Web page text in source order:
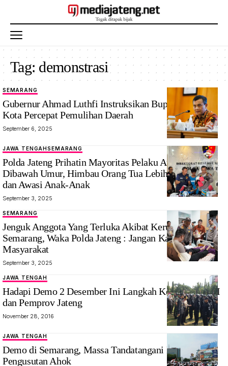
Tag: demonstrasi
SEMARANG
Gubernur Ahmad Luthfi Instruksikan Bupati dan Wali
Kota Percepat Pemulihan Daerah
September 6, 2025
JAWA TENGAHSEMARANG
Polda Jateng Prihatin Mayoritas Pelaku Anarkis Masih
Dibawah Umur, Himbau Orang Tua Lebih Perhatikan
dan Awasi Anak-Anak
September 3, 2025
SEMARANG
Jenguk Anggota Yang Terluka Akibat Kerusuhan di
Semarang, Waka Polda Jateng : Jangan Kapok Layani
Masyarakat
September 3, 2025
JAWA TENGAH
Hadapi Demo 2 Desember Ini Langkah Kepolisian TNI
dan Pemprov Jateng
November 28, 2016
JAWA TENGAH
Demo di Semarang, Massa Tandatangani Petisi
Pengusutan Ahok